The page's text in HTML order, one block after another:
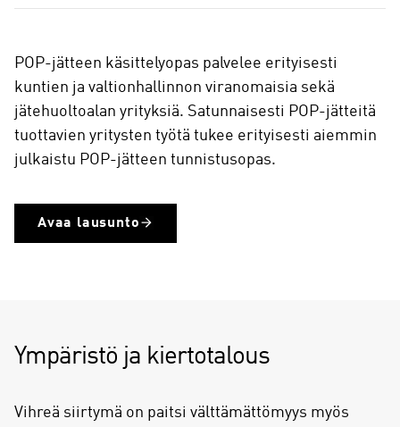
a
POP-jätteen käsittelyopas palvelee erityisesti
kuntien ja valtionhallinnon viranomaisia sekä
jätehuoltoalan yrityksiä. Satunnaisesti POP-jätteitä
tuottavien yritysten työtä tukee erityisesti aiemmin
julkaistu POP-jätteen tunnistusopas.
Avaa lausunto
Ympäristö ja kiertotalous
Vihreä siirtymä on paitsi välttämättömyys myös